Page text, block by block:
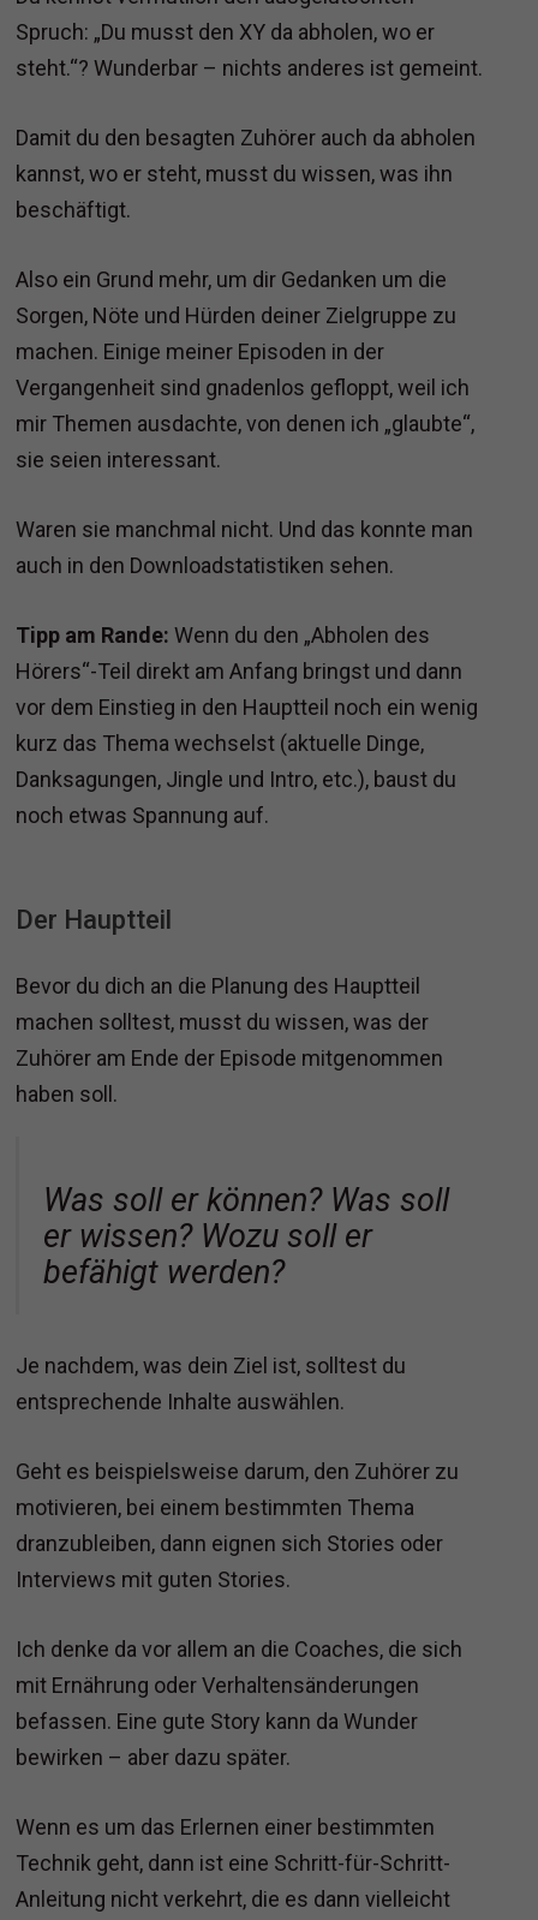
Spruch: „Du musst den XY da abholen, wo er
steht.“? Wunderbar – nichts anderes ist gemeint.
Damit du den besagten Zuhörer auch da abholen
kannst, wo er steht, musst du wissen, was ihn
beschäftigt.
Also ein Grund mehr, um dir Gedanken um die
Sorgen, Nöte und Hürden deiner Zielgruppe zu
machen. Einige meiner Episoden in der
Vergangenheit sind gnadenlos gefloppt, weil ich
mir Themen ausdachte, von denen ich „glaubte“,
sie seien interessant.
Waren sie manchmal nicht. Und das konnte man
auch in den Downloadstatistiken sehen.
Tipp am Rande:Wenn du den „Abholen des
Hörers“-Teil direkt am Anfang bringst und dann
vor dem Einstieg in den Hauptteil noch ein wenig
kurz das Thema wechselst (aktuelle Dinge,
Danksagungen, Jingle und Intro, etc.), baust du
noch etwas Spannung auf.
Der Hauptteil
Bevor du dich an die Planung des Hauptteil
machen solltest, musst du wissen, was der
Zuhörer am Ende der Episode mitgenommen
haben soll.
Was soll er können? Was soll
er wissen? Wozu soll er
befähigt werden?
Je nachdem, was dein Ziel ist, solltest du
entsprechende Inhalte auswählen.
Geht es beispielsweise darum, den Zuhörer zu
motivieren, bei einem bestimmten Thema
dranzubleiben, dann eignen sich Stories oder
Interviews mit guten Stories.
Ich denke da vor allem an die Coaches, die sich
mit Ernährung oder Verhaltensänderungen
befassen. Eine gute Story kann da Wunder
bewirken – aber dazu später.
Wenn es um das Erlernen einer bestimmten
Technik geht, dann ist eine Schritt-für-Schritt-
Anleitung nicht verkehrt, die es dann vielleicht